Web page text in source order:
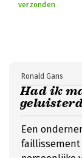
verzonden
Had ik
Ronald Gans
Een
faillissement